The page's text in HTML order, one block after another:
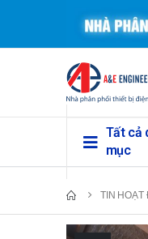
Tất cả
mục
TIN HOẠT